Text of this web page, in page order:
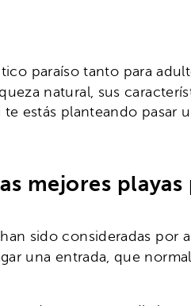
paraíso tanto para
natural, sus
estás planteando pasar
mejores
sido consideradas
una entrada, que